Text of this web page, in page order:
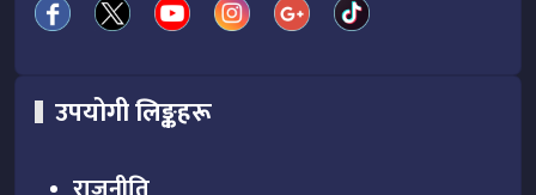
उपयोगी लिङ्कहरू